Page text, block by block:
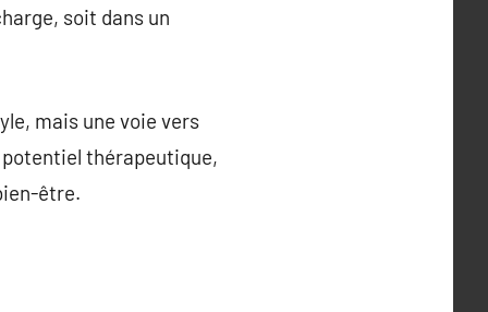
soit dans un
mais une voie vers
potentiel thérapeutique,
être.